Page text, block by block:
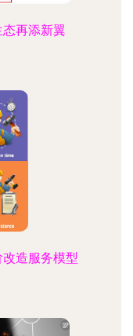
再添新翼
造服务模型